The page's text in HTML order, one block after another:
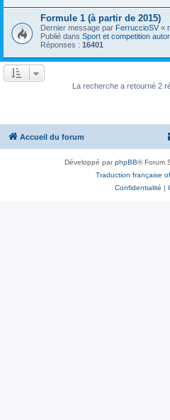
Formule 1 (à partir de 2015)
Dernier message par FerruccioSV «
Publié dans Sport et competition
Réponses : 16401
La recherche a retourné 2
Accueil du forum
Développé parphpBB® Forum
Traduction française
Confidentialité |